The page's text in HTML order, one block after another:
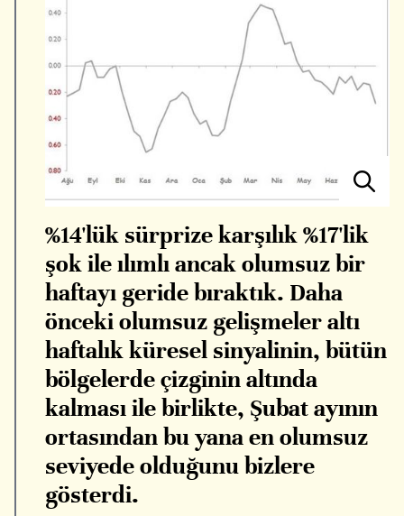
%14'lük sürprize karşılık %17'lik
şok ile ılımlı ancak olumsuz bir
haftayı geride bıraktık. Daha
önceki olumsuz gelişmeler altı
haftalık küresel sinyalinin, bütün
bölgelerde çizginin altında
kalması ile birlikte, Şubat ayının
ortasından bu yana en olumsuz
seviyede olduğunu bizlere
gösterdi.